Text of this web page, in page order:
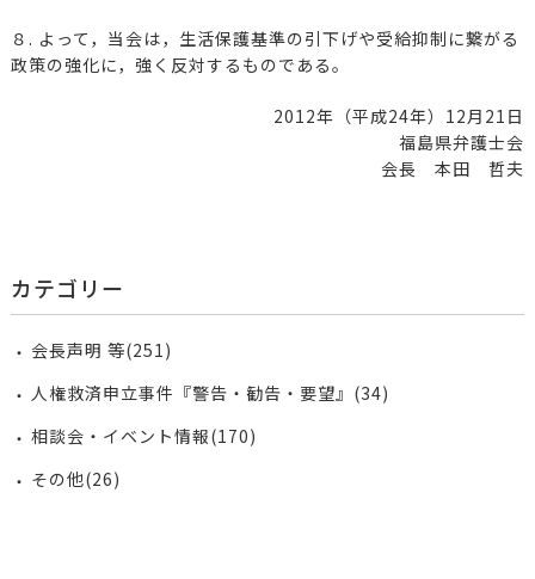
８. よって，当会は，生活保護基準の引下げや受給抑制に繋がる
政策の強化に，強く反対するものである。
2012年（平成24年）12月21日
福島県弁護士会
会長 本田 哲夫
カテゴリー
会長声明 等(251)
人権救済申立事件『警告・勧告・要望』(34)
相談会・イベント情報(170)
その他(26)